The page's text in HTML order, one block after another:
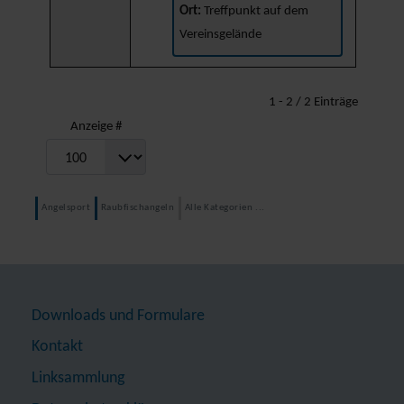
Ort: Treffpunkt auf dem
Vereinsgelände
Limite der Paginierungsliste
1 - 2 / 2 Einträge
Anzeige #
Angelsport Raubfischangeln Alle Kategorien ...
Downloads und Formulare
Kontakt
Linksammlung